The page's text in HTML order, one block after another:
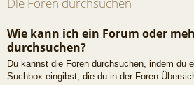
Wie kann ich ein Forum oder
durchsuchen?
Du kannst die Foren durchsuchen, indem du
Suchbox eingibst, die du in der Foren-